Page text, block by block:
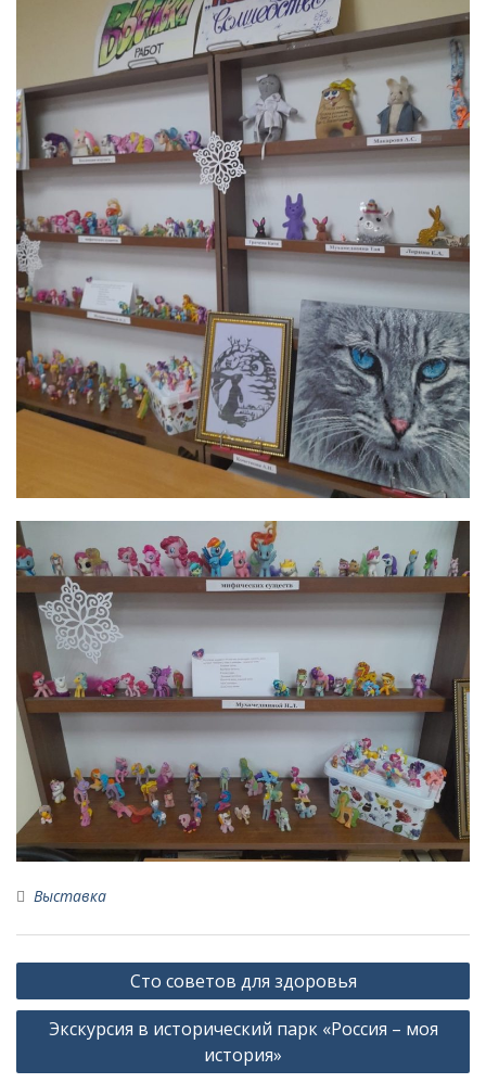
Выставка
Навигация
по
записям
Сто советов для здоровья
Экскурсия в исторический парк «Россия – моя
история»